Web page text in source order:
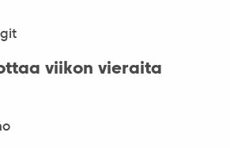
viikon vieraita